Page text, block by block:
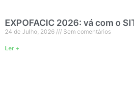
EXPOFACIC 2026: vá com o
24 de Julho, 2026 Sem comentários
Ler +